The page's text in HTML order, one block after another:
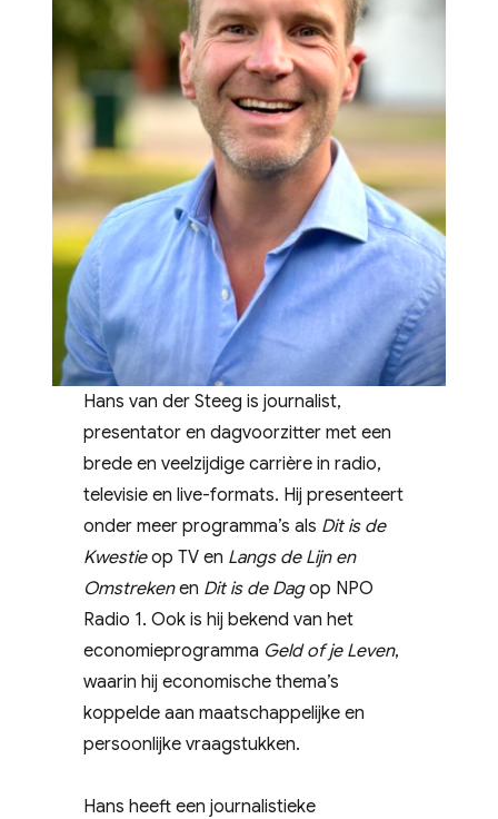
Hans van der Steeg is journalist,
presentator en dagvoorzitter met een
brede en veelzijdige carrière in radio,
televisie en live-formats. Hij presenteert
onder meer programma’s als Dit is de
Kwestieop TV en Langs de Lijn en
Omstrekenen Dit is de Dagop NPO
Radio 1. Ook is hij bekend van het
economieprogramma Geld of je Leven,
waarin hij economische thema’s
koppelde aan maatschappelijke en
persoonlijke vraagstukken.
Hans heeft een journalistieke